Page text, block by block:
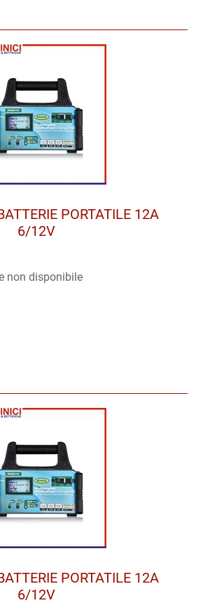
PORTATILE 12A
6/12V
non disponibile
PORTATILE 12A
6/12V